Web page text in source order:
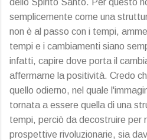
semplicemente come una
non è al passo con i tempi,
tempi e i cambiamenti siano
infatti, capire dove porta il
affermarne la positività. Credo
quello odierno, nel quale
tornata a essere quella di una
tempi, perciò da decostruire per
prospettive rivoluzionarie, sia